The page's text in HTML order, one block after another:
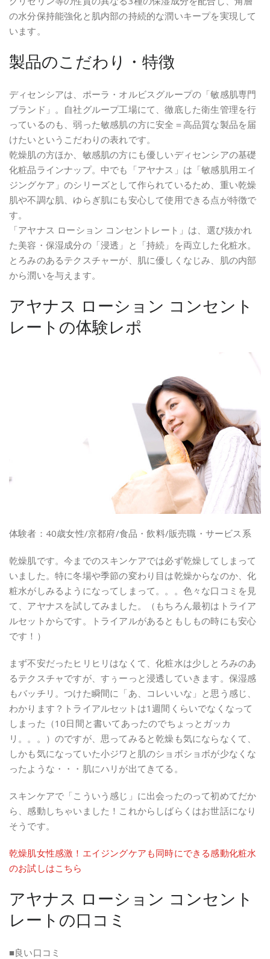
の水分保持能強化と肌内部の持続的な潤いキープを実現して
います。
製品のこだわり・特徴
ディセンシアは、ポーラ・オルビスグループの「敏感肌専門
ブランド」。自社グループ工場にて、徹底した衛生管理を行
っているのも、弱った敏感肌の方に安全＝高品質な製品を届
けたいというこだわりの表れです。
乾燥肌の方ほか、敏感肌の方にも優しいディセンシアの基礎
化粧品ラインナップ。中でも「アヤナス」は「敏感肌用エイ
ジングケア」のシリーズとして作られているため、重い乾燥
肌や不調な肌、ゆらぎ肌にも安心して使用できる点が特徴で
す。
「アヤナス ローション コンセントレート」は、選び抜かれ
た美容・保湿成分の「浸透」と「持続」を両立した化粧水。
とろみのあるテクスチャーが、肌に優しくなじみ、肌の内部
から潤いを与えます。
アヤナス ローション コンセント
レートの体験レポ
体験者：40歳女性/京都府/食品・飲料/販売職・サービス系
乾燥肌です。今までのスキンケアでは必ず乾燥してしまって
いました。特に冬場や季節の変わり目は乾燥からなのか、化
粧水がしみるようになってしまって。。。色々な口コミを見
て、アヤナスを試してみました。（もちろん最初はトライア
ルセットからです。トライアルがあるともしもの時にも安心
です！）
まず不安だったヒリヒリはなくて、化粧水は少しとろみのあ
るテクスチャですが、すぅーっと浸透していきます。保湿感
もバッチリ。つけた瞬間に「あ、コレいいな」と思う感じ、
わかります？トライアルセットは1週間くらいでなくなって
しまった（10日間と書いてあったのでちょっとガッカ
リ。。。）のですが、思ってみると乾燥も気にならなくて、
しかも気になっていた小ジワと肌のショボショボが少なくな
ったような・・・肌にハリが出てきてる。
スキンケアで「こういう感じ」に出会ったのって初めてだか
ら、感動しちゃいました！これからしばらくはお世話になり
そうです。
乾燥肌女性感激！エイジングケアも同時にできる感動化粧水
のお試しはこちら
アヤナス ローション コンセント
レートの口コミ
■良い口コミ